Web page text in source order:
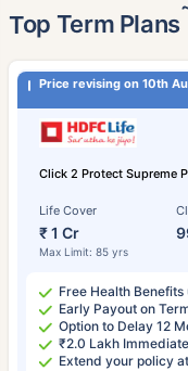
Top Term Plans
Price revising on 10th
Click 2 Protect Supreme
Life Cover
₹ 1 Cr
Max Limit: 85 yrs
Free Health
Early Payout on
Option to Delay 12
₹2.0 Lakh
Extend your policy